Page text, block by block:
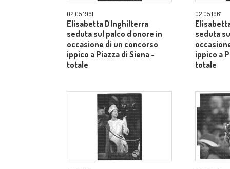
02.05.1961
Elisabetta D'Inghilterra
seduta sul palco d'onore in
occasione di un concorso
ippico a Piazza di Siena -
totale
02.05.1961
seduta
ippico a
totale